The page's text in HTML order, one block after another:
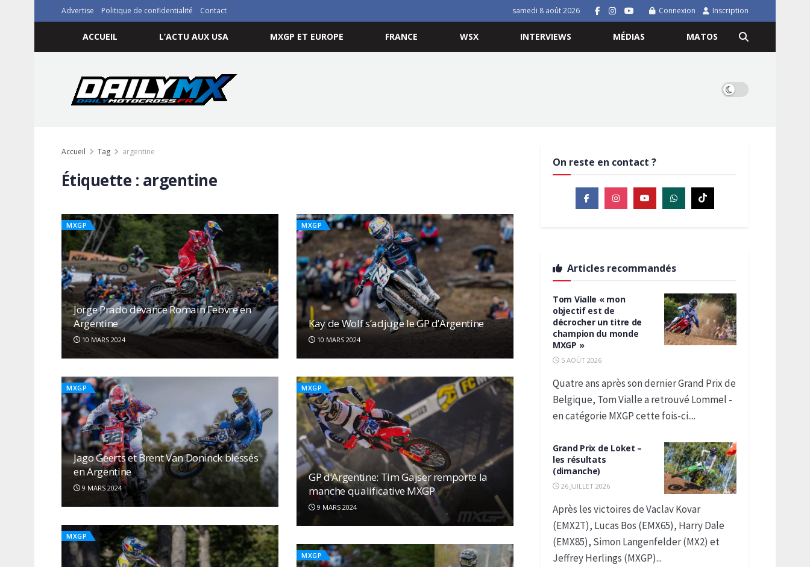
Advertise Politique de confidentialité Contact samedi 8 août 2026 Connexion Inscription
ACCUEIL L’ACTU AUX USA MXGP ET EUROPE FRANCE WSX INTERVIEWS MÉDIAS MATOS
Accueil Tag argentine
Étiquette : argentine
MXGP
Jorge Prado devance Romain Febvre en
Argentine
10 MARS 2024
MXGP
Kay de Wolf s’adjuge le GP d’Argentine
10 MARS 2024
MXGP
Jago Geerts et Brent Van Doninck blessés
en Argentine
9 MARS 2024
MXGP
GP d’Argentine: Tim Gajser remporte la
manche qualificative MXGP
9 MARS 2024
MXGP
MXGP
On reste en contact ?
Articles recommandés
Tom Vialle « mon
objectif est de
décrocher un titre de
champion du monde
MXGP »
5 AOÛT 2026
Quatre ans après son dernier Grand Prix de
Belgique, Tom Vialle a retrouvé Lommel -
en catégorie MXGP cette fois-ci....
Grand Prix de Loket –
les résultats
(dimanche)
26 JUILLET 2026
Après les victoires de Vaclav Kovar
(EMX2T), Lucas Bos (EMX65), Harry Dale
(EMX85), Simon Langenfelder (MX2) et
Jeffrey Herlings (MXGP)...